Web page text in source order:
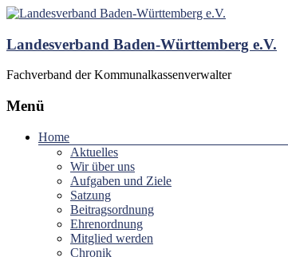
Landesverband Baden-Württemberg e.V.
Fachverband der Kommunalkassenverwalter
Menü
Home
Aktuelles
Wir über uns
Aufgaben und Ziele
Satzung
Beitragsordnung
Ehrenordnung
Mitglied werden
Chronik